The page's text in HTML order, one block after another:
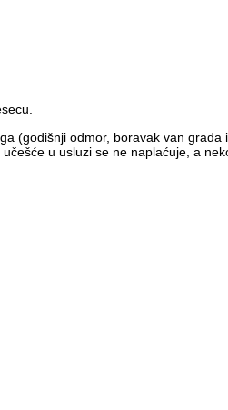
(godišnji odmor, boravak van grada
u usluzi se ne naplaćuje, a